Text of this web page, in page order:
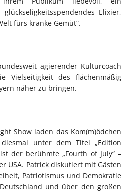
Elixier,
fürs kranke Gemüt“.
agierender Kulturcoach
Vielseitigkeit des flächenmäßig
näher zu bringen.
Show laden das Kom(m)ödchen
unter dem Titel „Edition
ist der berühmte „Fourth of July“ –
USA. Patrick diskutiert mit Gästen
Patriotismus und Demokratie
und über den großen